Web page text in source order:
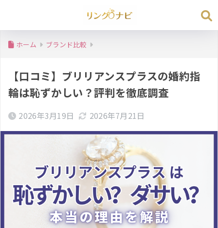
ホーム ブランド比較
【口コミ】ブリリアンスプラスの婚約指
輪は恥ずかしい？評判を徹底調査
2026年3月19日 2026年7月21日